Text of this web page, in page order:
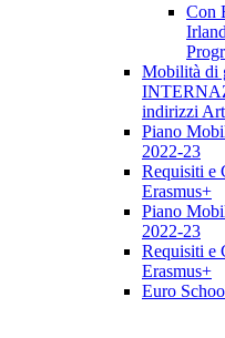
Con
Mobilità di
indirizzi
Piano
2022-23
Requisiti e
Erasmus+
Piano
2022-23
Requisiti e
Erasmus+
Euro